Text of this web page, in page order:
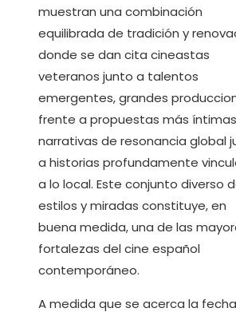
muestran una combinación
equilibrada de tradición y
donde se dan cita cineastas
veteranos junto a talentos
emergentes, grandes
frente a propuestas más
narrativas de resonancia global
a historias profundamente
a lo local. Este conjunto diverso
estilos y miradas constituye, en
buena medida, una de las
fortalezas del cine español
contemporáneo.
A medida que se acerca la